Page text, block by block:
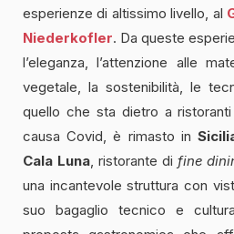
esperienze di altissimo livello, al
Niederkofler. Da queste
l’eleganza, l’attenzione alle
vegetale, la sostenibilità, le
quello che sta dietro a
causa Covid, è rimasto in
Cala Luna, ristorante di fine
una incantevole struttura con
suo bagaglio tecnico e